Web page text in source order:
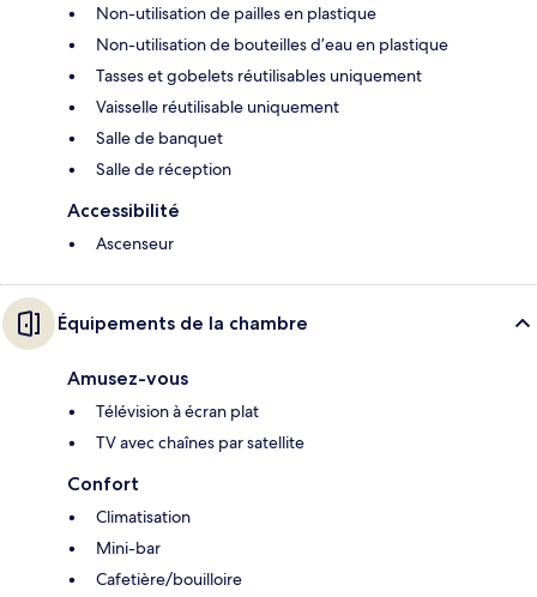
Non-utilisation de pailles en plastique
Non-utilisation de bouteilles d’eau en plastique
Tasses et gobelets réutilisables uniquement
Vaisselle réutilisable uniquement
Salle de banquet
Salle de réception
Accessibilité
Ascenseur
Équipements de la chambre
Amusez-vous
Télévision à écran plat
TV avec chaînes par satellite
Confort
Climatisation
Mini-bar
Cafetière/bouilloire